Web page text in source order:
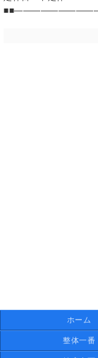
ホーム
整体一番